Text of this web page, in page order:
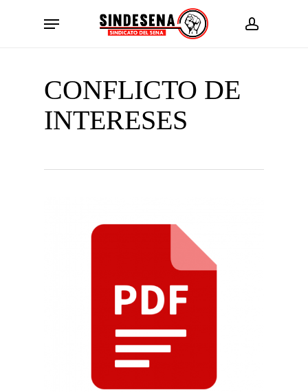
account
Menu
CONFLICTO DE
INTERESES